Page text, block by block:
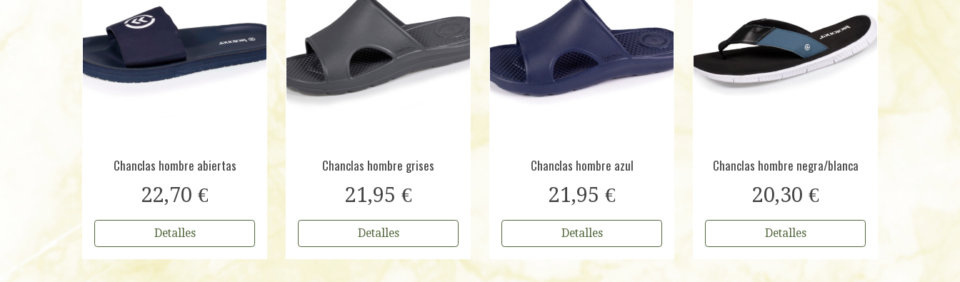
Chanclas hombre abiertas
22,70 €
Detalles
Chanclas hombre grises
21,95 €
Detalles
Chanclas hombre azul
21,95 €
Detalles
Chanclas hombre negra/blanca
20,30 €
Detalles